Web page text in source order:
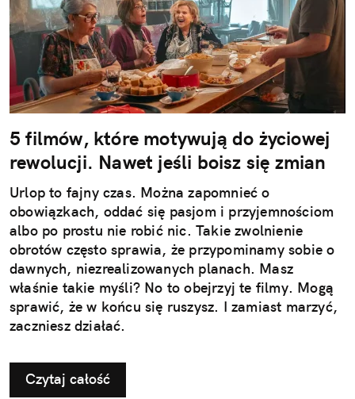
5 filmów, które motywują do życiowej
rewolucji. Nawet jeśli boisz się zmian
Urlop to fajny czas. Można zapomnieć o
obowiązkach, oddać się pasjom i przyjemnościom
albo po prostu nie robić nic. Takie zwolnienie
obrotów często sprawia, że przypominamy sobie o
dawnych, niezrealizowanych planach. Masz
właśnie takie myśli? No to obejrzyj te filmy. Mogą
sprawić, że w końcu się ruszysz. I zamiast marzyć,
zaczniesz działać.
Czytaj całość